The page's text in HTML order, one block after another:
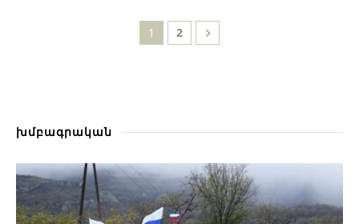
1 2
խմբագրական